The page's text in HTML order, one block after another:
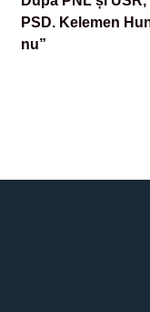
PSD. Kelemen
nu”